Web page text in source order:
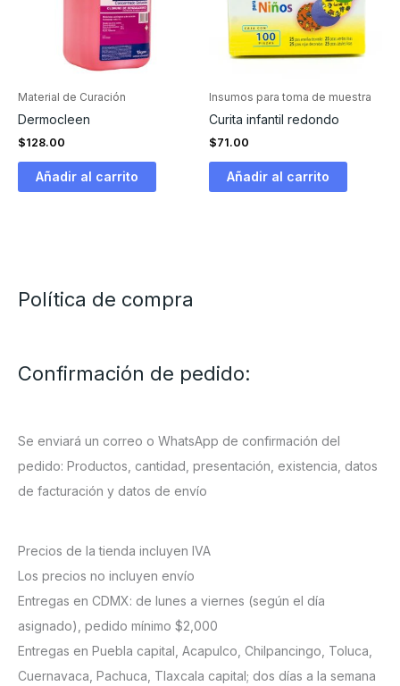
Material de Curación
Dermocleen
$128.00
Añadir al carrito
Insumos para toma de muestra
Curita infantil redondo
$71.00
Añadir al carrito
Política de compra
Confirmación de pedido:
Se enviará un correo o WhatsApp de confirmación del
pedido: Productos, cantidad, presentación, existencia, datos
de facturación y datos de envío
Precios de la tienda incluyen IVA
Los precios no incluyen envío
Entregas en CDMX: de lunes a viernes (según el día
asignado), pedido mínimo $2,000
Entregas en Puebla capital, Acapulco, Chilpancingo, Toluca,
Cuernavaca, Pachuca, Tlaxcala capital; dos días a la semana